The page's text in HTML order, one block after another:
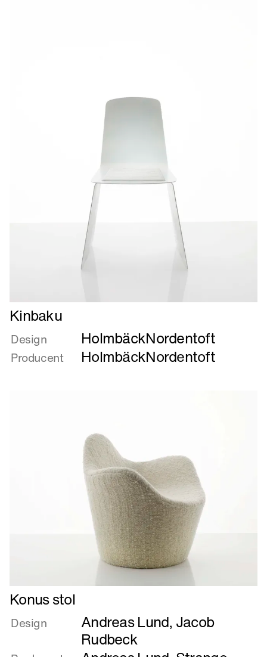
Læs
mere
om
Kinbaku
Kinbaku
Design HolmbäckNordentoft
Producent HolmbäckNordentoft
Læs
mere
om
Konus stol
Design Andreas Lund, Jacob
Rudbeck